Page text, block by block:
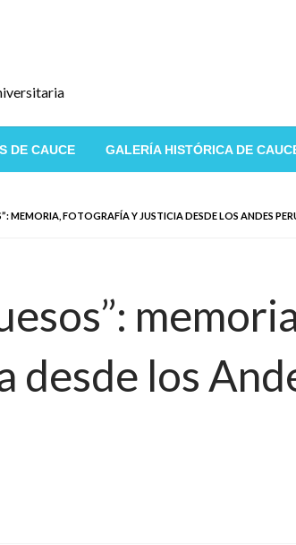
DE CAUCE GALERÍA HISTÓRICA DE
MEMORIA, FOTOGRAFÍA Y JUSTICIA DESDE LOS ANDES
los